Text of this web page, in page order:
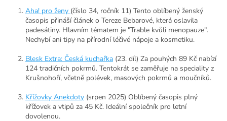
Aha! pro ženy (číslo 34, ročník 11) Tento oblíbený ženský
časopis přináší článek o Tereze Bebarové, která oslavila
padesátiny. Hlavním tématem je "Trable kvůli menopauze".
Nechybí ani tipy na přírodní léčivé nápoje a kosmetiku.
Blesk Extra: Česká kuchařka (23. díl) Za pouhých 89 Kč nabízí
124 tradičních pokrmů. Tentokrát se zaměřuje na speciality z
Krušnohoří, včetně polévek, masových pokrmů a moučníků.
Křížovky Anekdoty (srpen 2025) Oblíbený časopis plný
křížovek a vtipů za 45 Kč. Ideální společník pro letní
dovolenou.